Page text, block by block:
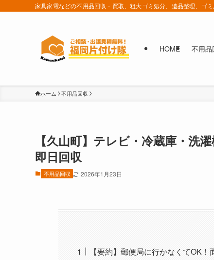
家具家電などの不用品回収・買取、粗大ゴミ処分、遺品整理、ゴ
HOME 不用品
ホーム 不用品回収
【久山町】テレビ・冷蔵庫・洗
即日回収
不用品回収 2026年1月23日
【要約】郵便局に行かなくてOK